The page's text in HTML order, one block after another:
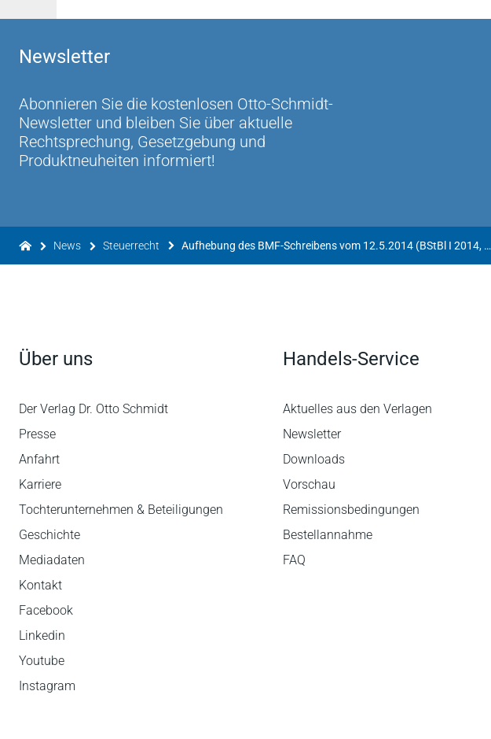
Newsletter
Abonnieren Sie die kostenlosen Otto-Schmidt-
Newsletter und bleiben Sie über aktuelle
Rechtsprechung, Gesetzgebung und
Produktneuheiten informiert!
News Steuerrecht Aufhebung des BMF-Schreibens vom 12.5.2014 (BStBl I 2014, 860)
Über uns
Der Verlag Dr. Otto Schmidt
Presse
Anfahrt
Karriere
Tochterunternehmen & Beteiligungen
Geschichte
Mediadaten
Kontakt
Facebook
Linkedin
Youtube
Instagram
Handels-Service
Aktuelles aus den Verlagen
Newsletter
Downloads
Vorschau
Remissionsbedingungen
Bestellannahme
FAQ